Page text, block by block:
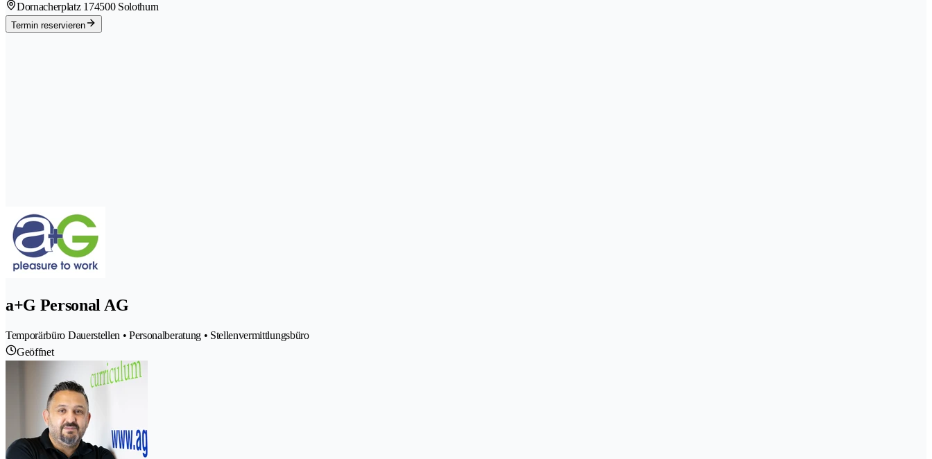
Dornacherplatz 174500 Solothurn
Termin reservieren
a+G Personal AG
Temporärbüro Dauerstellen • Personalberatung • Stellenvermittlungsbüro
Geöffnet